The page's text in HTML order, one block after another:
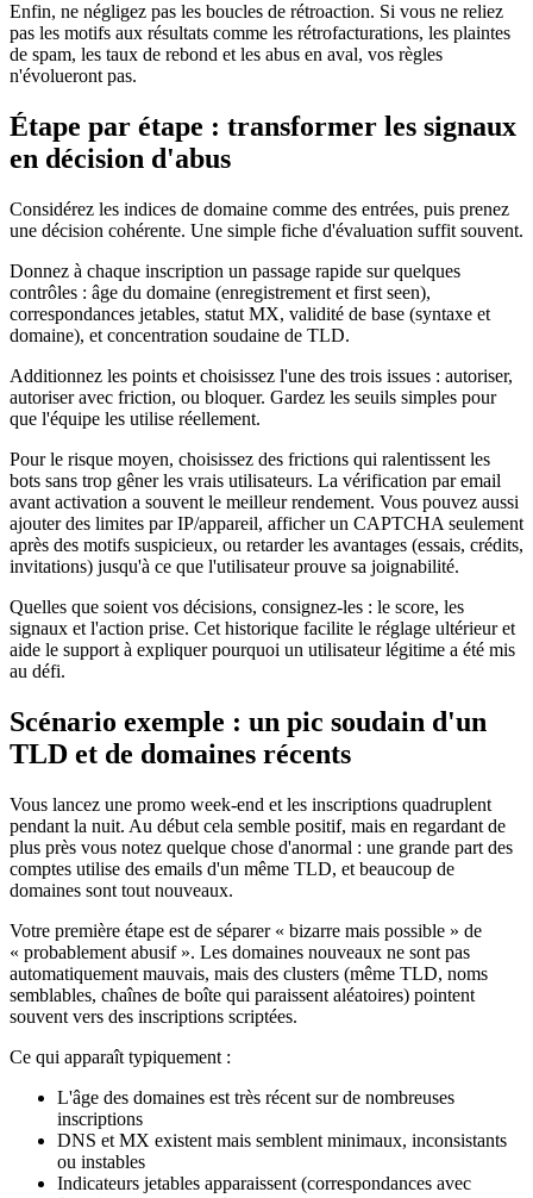
Enfin, ne négligez pas les boucles de rétroaction. Si vous ne reliez
pas les motifs aux résultats comme les rétrofacturations, les plaintes
de spam, les taux de rebond et les abus en aval, vos règles
n'évolueront pas.
Étape par étape : transformer les signaux
en décision d'abus
Considérez les indices de domaine comme des entrées, puis prenez
une décision cohérente. Une simple fiche d'évaluation suffit souvent.
Donnez à chaque inscription un passage rapide sur quelques
contrôles : âge du domaine (enregistrement et first seen),
correspondances jetables, statut MX, validité de base (syntaxe et
domaine), et concentration soudaine de TLD.
Additionnez les points et choisissez l'une des trois issues : autoriser,
autoriser avec friction, ou bloquer. Gardez les seuils simples pour
que l'équipe les utilise réellement.
Pour le risque moyen, choisissez des frictions qui ralentissent les
bots sans trop gêner les vrais utilisateurs. La vérification par email
avant activation a souvent le meilleur rendement. Vous pouvez aussi
ajouter des limites par IP/appareil, afficher un CAPTCHA seulement
après des motifs suspicieux, ou retarder les avantages (essais, crédits,
invitations) jusqu'à ce que l'utilisateur prouve sa joignabilité.
Quelles que soient vos décisions, consignez-les : le score, les
signaux et l'action prise. Cet historique facilite le réglage ultérieur et
aide le support à expliquer pourquoi un utilisateur légitime a été mis
au défi.
Scénario exemple : un pic soudain d'un
TLD et de domaines récents
Vous lancez une promo week-end et les inscriptions quadruplent
pendant la nuit. Au début cela semble positif, mais en regardant de
plus près vous notez quelque chose d'anormal : une grande part des
comptes utilise des emails d'un même TLD, et beaucoup de
domaines sont tout nouveaux.
Votre première étape est de séparer « bizarre mais possible » de
« probablement abusif ». Les domaines nouveaux ne sont pas
automatiquement mauvais, mais des clusters (même TLD, noms
semblables, chaînes de boîte qui paraissent aléatoires) pointent
souvent vers des inscriptions scriptées.
Ce qui apparaît typiquement :
L'âge des domaines est très récent sur de nombreuses
inscriptions
DNS et MX existent mais semblent minimaux, inconsistants
ou instables
Indicateurs jetables apparaissent (correspondances avec